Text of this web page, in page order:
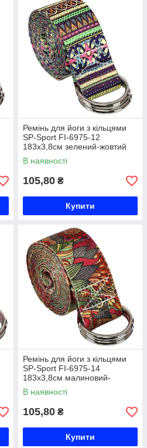
Ремінь для йоги з кільцями
SP-Sport FI-6975-12
183x3,8см зелений-жовтий
Код FI-6975-12
В наявності
105,80 ₴
Купити
Ремінь для йоги з кільцями
SP-Sport FI-6975-14
183x3,8см малиновий-
помаранчевий Код FI-6975-
14
В наявності
105,80 ₴
Купити